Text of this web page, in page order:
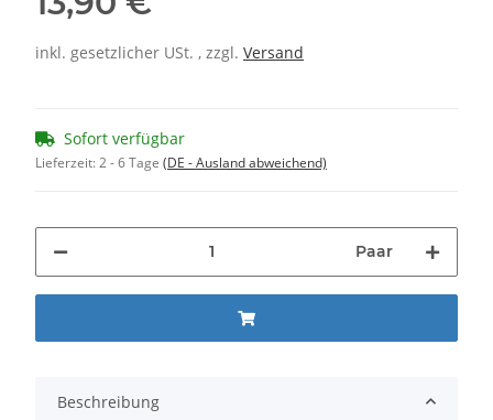
inkl. gesetzlicher USt. , zzgl. Versand
Sofort verfügbar
Lieferzeit:2 - 6 Tage (DE - Ausland abweichend)
Paar
Beschreibung